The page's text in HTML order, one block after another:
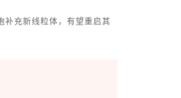
补充新线粒体，有望重启其